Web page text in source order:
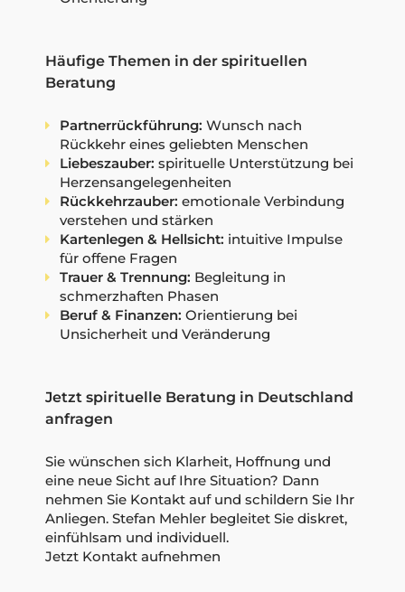
Häufige Themen in der spirituellen
Beratung
Partnerrückführung: Wunsch nach
Rückkehr eines geliebten Menschen
Liebeszauber: spirituelle Unterstützung bei
Herzensangelegenheiten
Rückkehrzauber: emotionale Verbindung
verstehen und stärken
Kartenlegen & Hellsicht: intuitive Impulse
für offene Fragen
Trauer & Trennung: Begleitung in
schmerzhaften Phasen
Beruf & Finanzen: Orientierung bei
Unsicherheit und Veränderung
Jetzt spirituelle Beratung in Deutschland
anfragen
Sie wünschen sich Klarheit, Hoffnung und
eine neue Sicht auf Ihre Situation? Dann
nehmen Sie Kontakt auf und schildern Sie Ihr
Anliegen. Stefan Mehler begleitet Sie diskret,
einfühlsam und individuell.
Jetzt Kontakt aufnehmen